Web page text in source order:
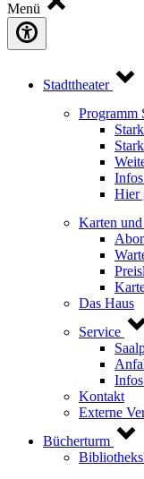
Menü
Stadttheater
Programm
Hier
Karten
Das Haus
Service
Kontakt
Externe
Bücherturm